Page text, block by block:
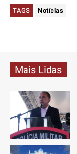
TAGS Notícias
Mais Lidas